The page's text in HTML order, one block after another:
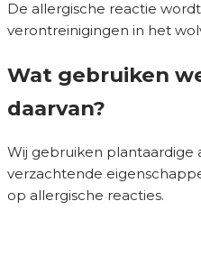
De allergische reactie
verontreinigingen in het
Wat gebruiken
daarvan?
Wij gebruiken plantaardige
verzachtende
op allergische reacties.